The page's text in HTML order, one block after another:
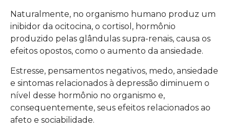
Naturalmente, no organismo humano produz um
inibidor da ocitocina, o cortisol, hormônio
produzido pelas glândulas supra-renais, causa os
efeitos opostos, como o aumento da ansiedade.
Estresse, pensamentos negativos, medo, ansiedade
e sintomas relacionados à depressão diminuem o
nível desse hormônio no organismo e,
consequentemente, seus efeitos relacionados ao
afeto e sociabilidade.